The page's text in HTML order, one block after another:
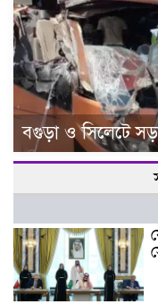
বগুড়া ও সিলেটে